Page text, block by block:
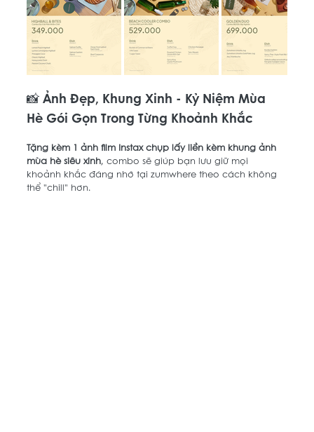
📸 Ảnh Đẹp, Khung Xinh - Kỷ Niệm Mùa
Hè Gói Gọn Trong Từng Khoảnh Khắc
Tặng kèm 1 ảnh film Instax chụp lấy liền kèm khung ảnh
mùa hè siêu xinh, combo sẽ giúp bạn lưu giữ mọi
khoảnh khắc đáng nhớ tại zumwhere theo cách không
thể "chill" hơn.